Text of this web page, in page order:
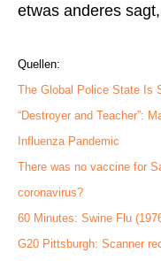
etwas anderes
Quellen:
The Global Police State Is
“Destroyer and Teacher”:
Influenza Pandemic
There was no vaccine for
coronavirus?
60 Minutes: Swine Flu
G20 Pittsburgh: Scanner